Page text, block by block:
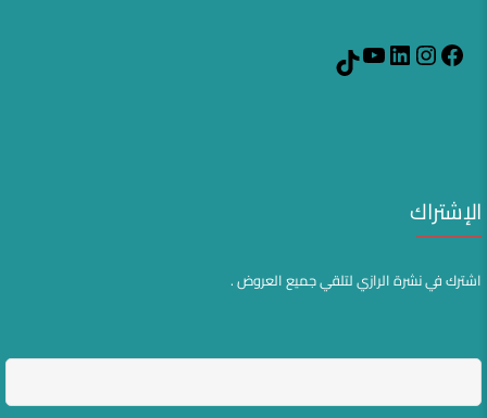
Facebook
Instagram
LinkedIn
YouTube
الإشتراك
اشترك في نشرة الرازي لتلقي جميع العروض .